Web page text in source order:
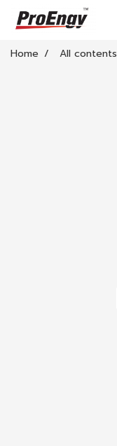
Home All contents